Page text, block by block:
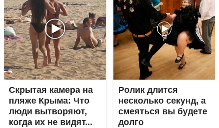
Скрытая камера на
пляже Крыма: Что
люди вытворяют,
когда их не видят...
Ролик длится
несколько секунд, а
смеяться вы будете
долго